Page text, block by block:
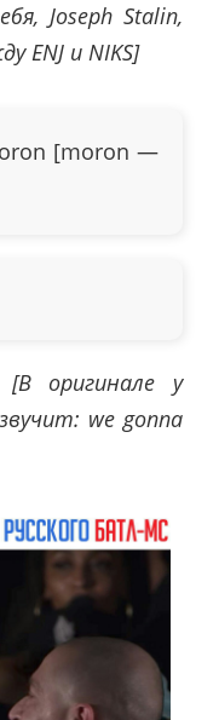
Joseph Stalin,
ENJ и NIKS]
[moron —
оригинале у
we gonna